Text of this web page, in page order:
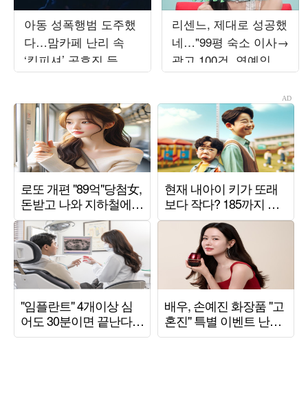
아동 성폭행범 도주했
다…맘카페 난리 속
‘킹피셔’ 공효진 등판
(‘유부녀 킬러’)
리센느, 제대로 성공했
네…"99평 숙소 이사→
광고 100건, 연예인병
경계" ('전참시')